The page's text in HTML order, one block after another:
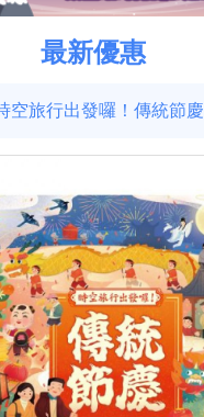
最新優惠
空旅行出發囉！傳統節慶